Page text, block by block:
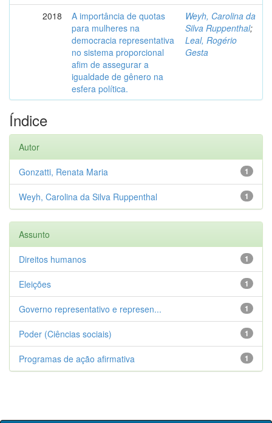
2018
A importância de quotas
para mulheres na
democracia representativa
no sistema proporcional
afim de assegurar a
igualdade de gênero na
esfera política.
Weyh, Carolina da
Silva Ruppenthal;
Leal, Rogério
Gesta
Índice
Autor
1
Gonzatti, Renata Maria
1
Weyh, Carolina da Silva Ruppenthal
Assunto
1
Direitos humanos
1
Eleições
1
Governo representativo e represen...
1
Poder (Ciências sociais)
1
Programas de ação afirmativa